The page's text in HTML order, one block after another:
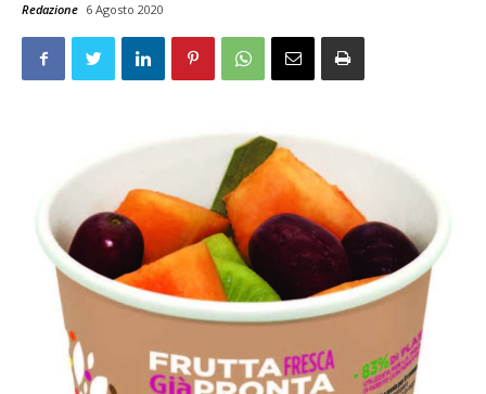
Redazione 6 Agosto 2020